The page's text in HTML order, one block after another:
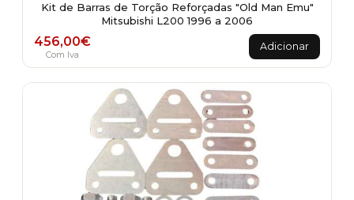
Kit de Barras de Torção Reforçadas "Old Man Emu"
Mitsubishi L200 1996 a 2006
456,00€
Com Iva
Adicionar